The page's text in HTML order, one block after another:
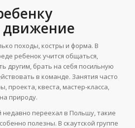
движение
походы, костры и форма. В
ребенок учится общаться,
другим, брать на себя посильную
в команде. Занятия часто
проекта, квеста, мастер-класса,
природу.
недавно переехал в Польшу, такие
полезны. В скаутской группе